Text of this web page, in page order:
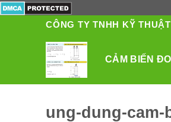
to
CÔNG TY TNHH KỸ
CẢM BIẾN ĐO
ung-dung-cam-